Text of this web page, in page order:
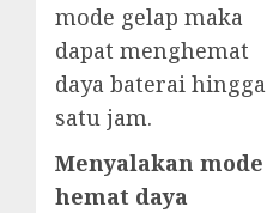
mode gelap maka
dapat menghemat
daya baterai hingga
satu jam.
Menyalakan mode
hemat daya